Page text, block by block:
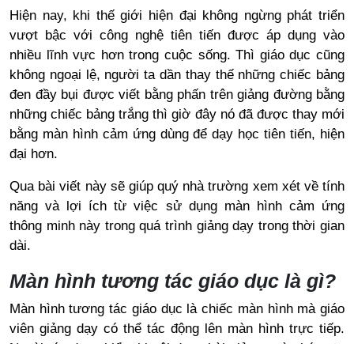
Hiện nay, khi thế giới hiện đại không ngừng phát triển
vượt bậc với công nghệ tiên tiến được áp dụng vào
nhiều lĩnh vực hơn trong cuộc sống. Thì giáo dục cũng
không ngoại lệ, người ta dần thay thế những chiếc bảng
đen đầy bụi được viết bằng phấn trên giảng đường bằng
những chiếc bảng trắng thì giờ đây nó đã được thay mới
bằng màn hình cảm ứng dùng để dạy học tiên tiến, hiện
đại hơn.
Qua bài viết này sẽ giúp quý nhà trường xem xét về tính
năng và lợi ích từ việc sử dụng màn hình cảm ứng
thông minh này trong quá trình giảng dạy trong thời gian
dài.
Màn hình tương tác giáo dục là gì?
Màn hình tương tác giáo dục là chiếc màn hình mà giáo
viên giảng dạy có thể tác động lên màn hình trực tiếp.